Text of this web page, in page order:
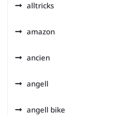
alltricks
amazon
ancien
angell
angell bike